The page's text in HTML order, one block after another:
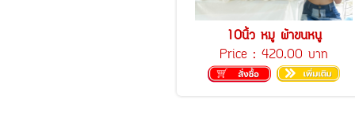
10นิ้ว หมู ผ้าขนหนู
Price : 420.00 บาท